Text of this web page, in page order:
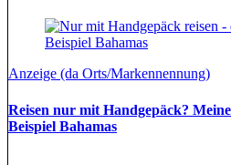
Anzeige (da Orts/Markennennung)
Reisen nur mit Handgepäck?
Beispiel Bahamas